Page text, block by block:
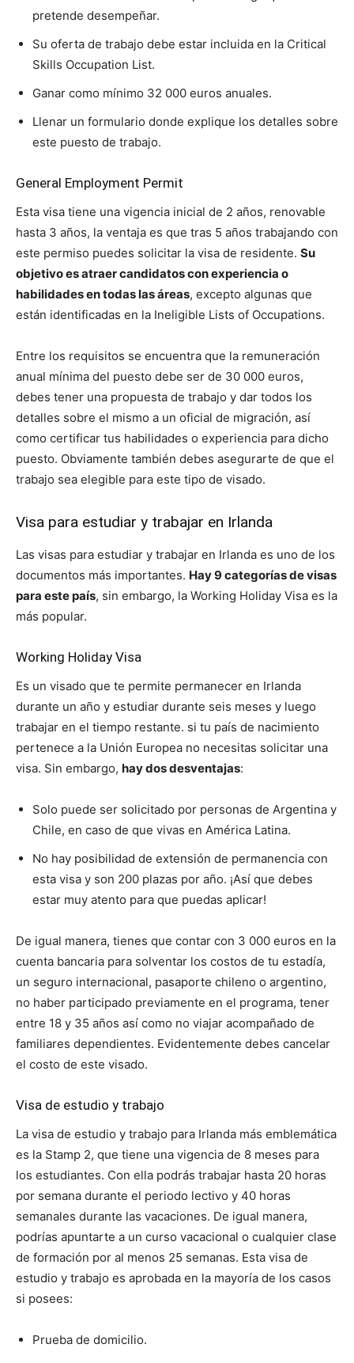
pretende desempeñar.
Su oferta de trabajo debe estar incluida en la Critical
Skills Occupation List.
Ganar como mínimo 32 000 euros anuales.
Llenar un formulario donde explique los detalles sobre
este puesto de trabajo.
General Employment Permit
Esta visa tiene una vigencia inicial de 2 años, renovable
hasta 3 años, la ventaja es que tras 5 años trabajando con
este permiso puedes solicitar la visa de residente. Su
objetivo es atraer candidatos con experiencia o
habilidades en todas las áreas, excepto algunas que
están identificadas en la Ineligible Lists of Occupations.
Entre los requisitos se encuentra que la remuneración
anual mínima del puesto debe ser de 30 000 euros,
debes tener una propuesta de trabajo y dar todos los
detalles sobre el mismo a un oficial de migración, así
como certificar tus habilidades o experiencia para dicho
puesto. Obviamente también debes asegurarte de que el
trabajo sea elegible para este tipo de visado.
Visa para estudiar y trabajar en Irlanda
Las visas para estudiar y trabajar en Irlanda es uno de los
documentos más importantes. Hay 9 categorías de visas
para este país, sin embargo, la Working Holiday Visa es la
más popular.
Working Holiday Visa
Es un visado que te permite permanecer en Irlanda
durante un año y estudiar durante seis meses y luego
trabajar en el tiempo restante. si tu país de nacimiento
pertenece a la Unión Europea no necesitas solicitar una
visa. Sin embargo, hay dos desventajas:
Solo puede ser solicitado por personas de Argentina y
Chile, en caso de que vivas en América Latina.
No hay posibilidad de extensión de permanencia con
esta visa y son 200 plazas por año. ¡Así que debes
estar muy atento para que puedas aplicar!
De igual manera, tienes que contar con 3 000 euros en la
cuenta bancaria para solventar los costos de tu estadía,
un seguro internacional, pasaporte chileno o argentino,
no haber participado previamente en el programa, tener
entre 18 y 35 años así como no viajar acompañado de
familiares dependientes. Evidentemente debes cancelar
el costo de este visado.
Visa de estudio y trabajo
La visa de estudio y trabajo para Irlanda más emblemática
es la Stamp 2, que tiene una vigencia de 8 meses para
los estudiantes. Con ella podrás trabajar hasta 20 horas
por semana durante el periodo lectivo y 40 horas
semanales durante las vacaciones. De igual manera,
podrías apuntarte a un curso vacacional o cualquier clase
de formación por al menos 25 semanas. Esta visa de
estudio y trabajo es aprobada en la mayoría de los casos
si posees:
Prueba de domicilio.